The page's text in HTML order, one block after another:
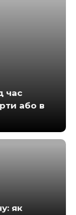
час
або в
як